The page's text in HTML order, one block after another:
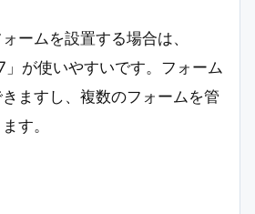
ームを設置する場合は、
」が使いやすいです。フォーム
ますし、複数のフォームを管
す。